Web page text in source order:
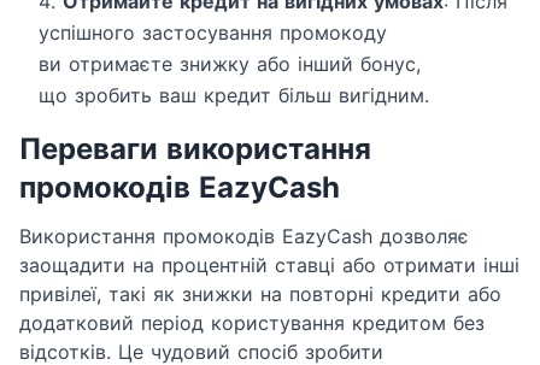
успішного застосування промокоду
ви отримаєте знижку або інший бонус,
що зробить ваш кредит більш вигідним.
Переваги використання
промокодів EazyCash
Використання промокодів EazyCash дозволяє
заощадити на процентній ставці або отримати інші
привілеї, такі як знижки на повторні кредити або
додатковий період користування кредитом без
відсотків. Це чудовий спосіб зробити